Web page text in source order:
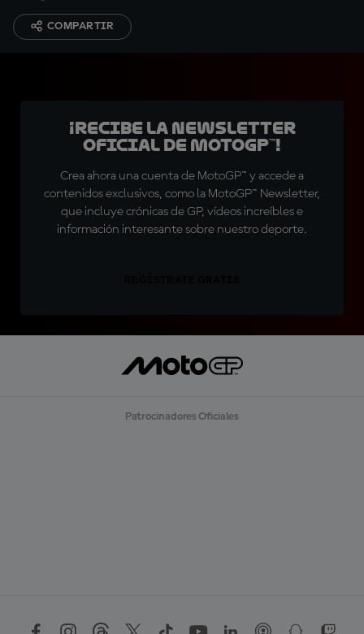
COMPARTIR
¡Recibe la Newsletter
oficial de MotoGP™!
Crea ahora una cuenta de MotoGP™ y accede a
contenidos exclusivos, como la MotoGP™ Newsletter,
que incluye crónicas de GP, vídeos increíbles e
información interesante sobre nuestro deporte.
Patrocinadores Oficiales